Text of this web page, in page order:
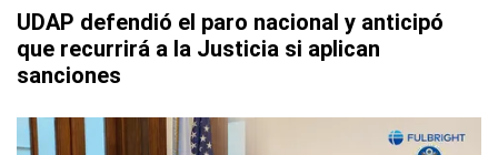
UDAP defendió el paro nacional y anticipó
que recurrirá a la Justicia si aplican
sanciones